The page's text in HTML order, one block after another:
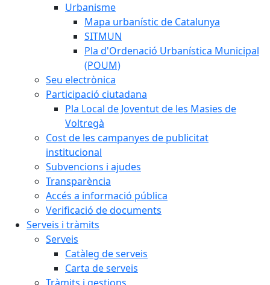
Urbanisme
Mapa urbanístic de Catalunya
SITMUN
Pla d'Ordenació Urbanística Municipal
(POUM)
Seu electrònica
Participació ciutadana
Pla Local de Joventut de les Masies de
Voltregà
Cost de les campanyes de publicitat
institucional
Subvencions i ajudes
Transparència
Accés a informació pública
Verificació de documents
Serveis i tràmits
Serveis
Catàleg de serveis
Carta de serveis